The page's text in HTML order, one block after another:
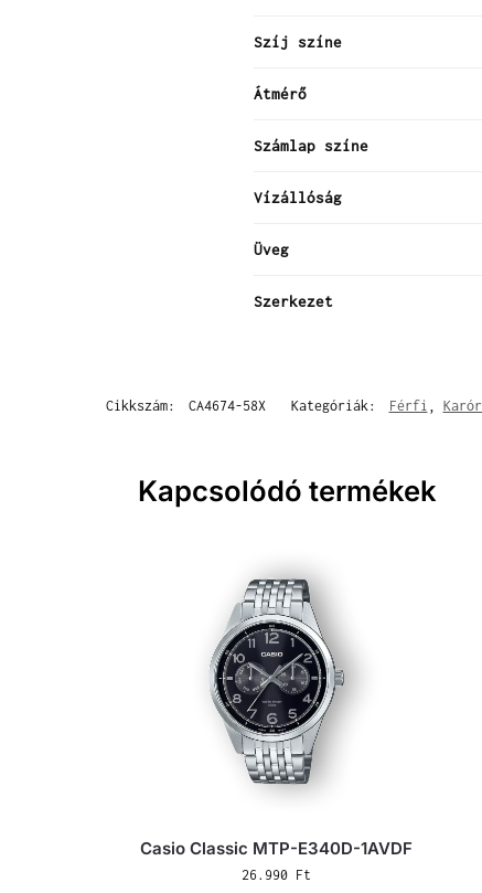
Szíj színe
Átmérő
Számlap színe
Vízállóság
Üveg
Szerkezet
Cikkszám: CA4674-58X Kategóriák: Férfi ,
Kapcsolódó termékek
Casio Classic MTP-E340D-1AVDF
26.990 Ft